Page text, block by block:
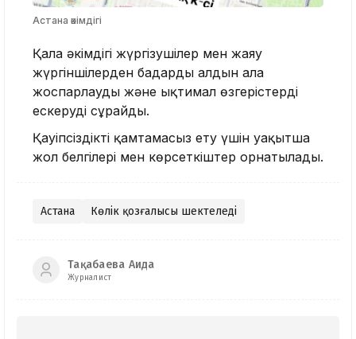
Астана әкімдігі
Қала әкімдігі жүргізушілер мен жаяу
жүргіншілерден бағдарды алдын ала
жоспарлауды және ықтимал өзгерістерді
ескеруді сұрайды.
Қауіпсіздікті қамтамасыз ету үшін уақытша
жол белгілері мен көрсеткіштер орнатылады.
Астана Көлік қозғалысы шектеледі
Тақабаева Аида
Журналист